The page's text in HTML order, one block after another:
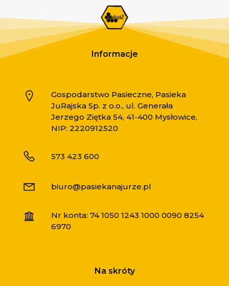
Informacje
Gospodarstwo Pasieczne, Pasieka
JuRajska Sp. z o.o., ul. Generała
Jerzego Ziętka 54, 41-400 Mysłowice,
NIP: 2220912520
573 423 600
biuro@pasiekanajurze.pl
Nr konta: 74 1050 1243 1000 0090 8254
6970
Na skróty